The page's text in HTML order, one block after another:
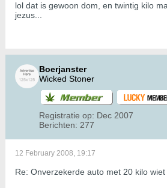
lol dat is gewoon dom, en twintig kilo
jezus...
Boerjanster
Wicked Stoner
Registratie op: Dec 2007
Berichten: 277
12 February 2008, 19:17
Re: Onverzekerde auto met 20 kilo wiet